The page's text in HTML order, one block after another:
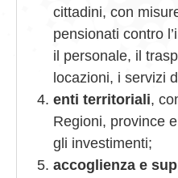
cittadini, con
pensionati contro
il personale, il
locazioni, i servizi
enti territoriali,
Regioni, province
gli investimenti;
accoglienza e